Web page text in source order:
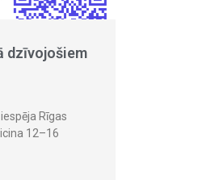
dzīvojošiem
Rīgas
12–16